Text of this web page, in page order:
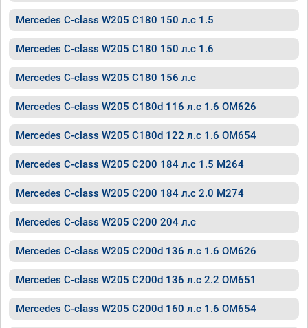
Mercedes C-class W205 C180 150 л.с 1.5
Mercedes C-class W205 C180 150 л.с 1.6
Mercedes C-class W205 C180 156 л.с
Mercedes C-class W205 C180d 116 л.с 1.6 OM626
Mercedes C-class W205 C180d 122 л.с 1.6 OM654
Mercedes C-class W205 C200 184 л.с 1.5 M264
Mercedes C-class W205 C200 184 л.с 2.0 M274
Mercedes C-class W205 C200 204 л.с
Mercedes C-class W205 C200d 136 л.с 1.6 OM626
Mercedes C-class W205 C200d 136 л.с 2.2 OM651
Mercedes C-class W205 C200d 160 л.с 1.6 OM654